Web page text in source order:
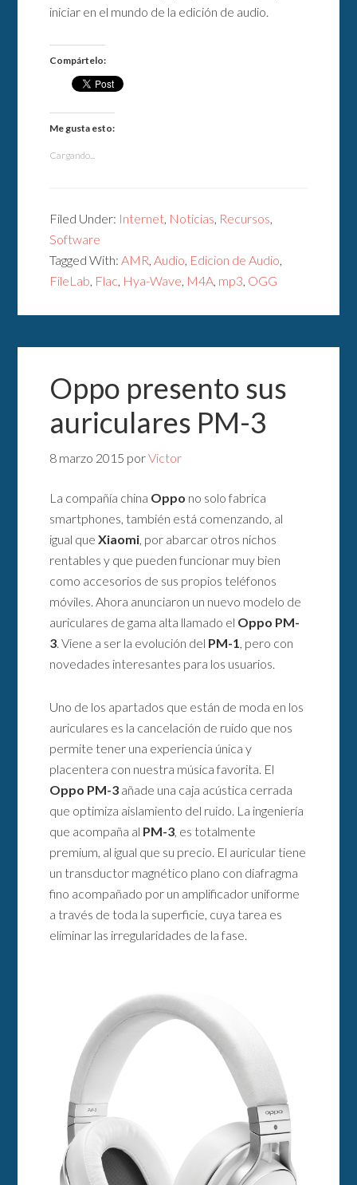
iniciar en el mundo de la edición de audio.
Compártelo:
Me gusta esto:
Cargando...
Filed Under: Internet, Noticias, Recursos,
Software
Tagged With:AMR,Audio, Edicion de Audio,
FileLab, Flac, Hya-Wave, M4A, mp3, OGG
Oppo presento sus
auriculares PM-3
8 marzo 2015 porVictor
La compañía china Oppo no solo fabrica
smartphones, también está comenzando, al
igual queXiaomi, por abarcar otros nichos
rentables y que pueden funcionar muy bien
como accesorios de sus propios teléfonos
móviles. Ahora anunciaron un nuevo modelo de
auriculares de gama alta llamado el Oppo PM-
3. Viene a ser la evolución del PM-1, pero con
novedades interesantes para los usuarios.
Uno de los apartados que están de moda en los
auriculares es la cancelación de ruido que nos
permite tener una experiencia única y
placentera con nuestra música favorita. El
Oppo PM-3 añade una caja acústica cerrada
que optimiza aislamiento del ruido. La ingeniería
que acompaña al PM-3, es totalmente
premium, al igual que su precio. El auricular tiene
un transductor magnético plano con diafragma
fino acompañado por un amplificador uniforme
a través de toda la superficie, cuya tarea es
eliminar las irregularidades de la fase.